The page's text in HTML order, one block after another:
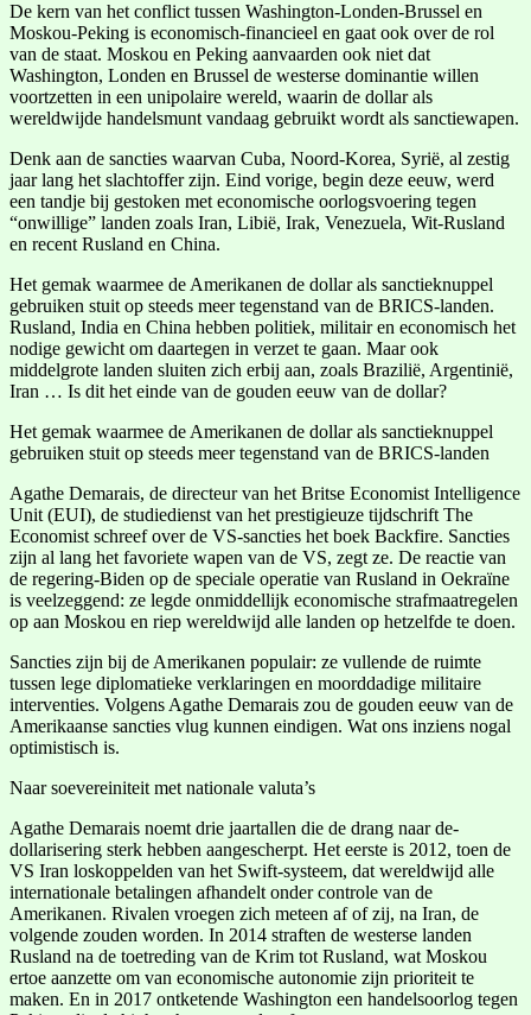
De kern van het conflict tussen Washington-Londen-Brussel en
Moskou-Peking is economisch-financieel en gaat ook over de rol
van de staat. Moskou en Peking aanvaarden ook niet dat
Washington, Londen en Brussel de westerse dominantie willen
voortzetten in een unipolaire wereld, waarin de dollar als
wereldwijde handelsmunt vandaag gebruikt wordt als sanctiewapen.
Denk aan de sancties waarvan Cuba, Noord-Korea, Syrië, al zestig
jaar lang het slachtoffer zijn. Eind vorige, begin deze eeuw, werd
een tandje bij gestoken met economische oorlogsvoering tegen
“onwillige” landen zoals Iran, Libië, Irak, Venezuela, Wit-Rusland
en recent Rusland en China.
Het gemak waarmee de Amerikanen de dollar als sanctieknuppel
gebruiken stuit op steeds meer tegenstand van de BRICS-landen.
Rusland, India en China hebben politiek, militair en economisch het
nodige gewicht om daartegen in verzet te gaan. Maar ook
middelgrote landen sluiten zich erbij aan, zoals Brazilië, Argentinië,
Iran … Is dit het einde van de gouden eeuw van de dollar?
Het gemak waarmee de Amerikanen de dollar als sanctieknuppel
gebruiken stuit op steeds meer tegenstand van de BRICS-landen
Agathe Demarais, de directeur van het Britse Economist Intelligence
Unit (EUI), de studiedienst van het prestigieuze tijdschrift The
Economist schreef over de VS-sancties het boek Backfire. Sancties
zijn al lang het favoriete wapen van de VS, zegt ze. De reactie van
de regering-Biden op de speciale operatie van Rusland in Oekraïne
is veelzeggend: ze legde onmiddellijk economische strafmaatregelen
op aan Moskou en riep wereldwijd alle landen op hetzelfde te doen.
Sancties zijn bij de Amerikanen populair: ze vullende de ruimte
tussen lege diplomatieke verklaringen en moorddadige militaire
interventies. Volgens Agathe Demarais zou de gouden eeuw van de
Amerikaanse sancties vlug kunnen eindigen. Wat ons inziens nogal
optimistisch is.
Naar soevereiniteit met nationale valuta’s
Agathe Demarais noemt drie jaartallen die de drang naar de-
dollarisering sterk hebben aangescherpt. Het eerste is 2012, toen de
VS Iran loskoppelden van het Swift-systeem, dat wereldwijd alle
internationale betalingen afhandelt onder controle van de
Amerikanen. Rivalen vroegen zich meteen af of zij, na Iran, de
volgende zouden worden. In 2014 straften de westerse landen
Rusland na de toetreding van de Krim tot Rusland, wat Moskou
ertoe aanzette om van economische autonomie zijn prioriteit te
maken. En in 2017 ontketende Washington een handelsoorlog tegen